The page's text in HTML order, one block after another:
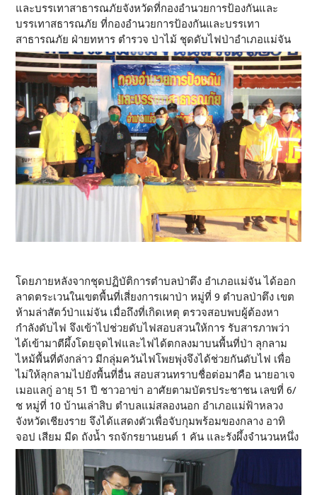
และบรรเทาสาธารณภัยจังหวัดที่กองอำนวยการป้องกันและ
บรรเทาสธารณภัย ที่กองอำนวยการป้องกันและบรรเทา
สาธารณภัย ฝ่ายทหาร ตำรวจ ป่าไม้ ชุดดับไฟป่าอำเภอแม่จัน
โดยภายหลังจากชุดปฏิบัติการตำบลป่าตึง อำเภอแม่จัน ได้ออก
ลาดตระเวนในเขตพื้นที่เสี่ยงการเผาป่า หมู่ที่ 9 ตำบลป่าตึง เขต
ห้ามล่าสัตว์ป่าแม่จัน เมื่อถึงที่เกิดเหตุ ตรวจสอบพบผู้ต้องหา
กำลังดับไฟ จึงเข้าไปช่วยดับไฟสอบสวนให้การ รับสารภาพว่า
ได้เข้ามาตีผึ้งโดยจุดไฟและไฟได้ตกลงมาบนพื้นที่ป่า ลุกลาม
ไหม้พื้นที่ดังกล่าว มีกลุ่มควันไฟโพยพุ่งจึงได้ช่วยกันดับไฟ เพื่อ
ไม่ให้ลุกลามไปยังพื้นที่อื่น สอบสวนทราบชื่อต่อมาคือ นายอาเจ
เมอแลกู่ อายุ 51 ปี ชาวอาข่า อาศัยตามบัตรประชาชน เลขที่ 6/
ช หมู่ที่ 10 บ้านเล่าสิบ ตำบลแม่สลองนอก อำเภอแม่ฟ้าหลวง
จังหวัดเชียงราย จึงได้แสดงตัวเพื่อจับกุมพร้อมของกลาง อาทิ
จอป เสียม มีด ถังน้ำ รถจักรยานยนต์ 1 คัน และรังผึ้งจำนวนหนึ่ง